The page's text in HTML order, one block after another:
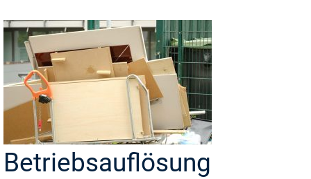
Betriebsauflösung